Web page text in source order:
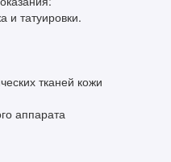
и татуировки.
тканей кожи
аппарата